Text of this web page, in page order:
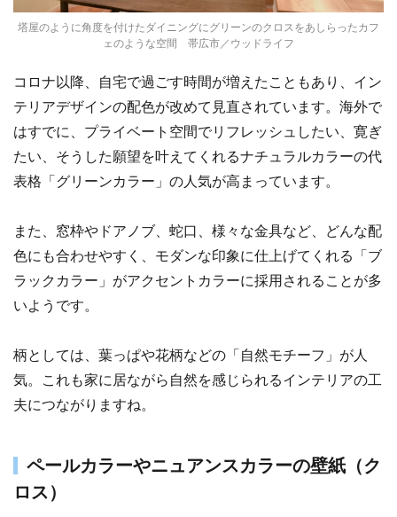
塔屋のように角度を付けたダイニングにグリーンのクロスをあしらったカフ
ェのような空間 帯広市／ウッドライフ
コロナ以降、自宅で過ごす時間が増えたこともあり、イン
テリアデザインの配色が改めて見直されています。海外で
はすでに、プライベート空間でリフレッシュしたい、寛ぎ
たい、そうした願望を叶えてくれるナチュラルカラーの代
表格「グリーンカラー」の人気が高まっています。
また、窓枠やドアノブ、蛇口、様々な金具など、どんな配
色にも合わせやすく、モダンな印象に仕上げてくれる「ブ
ラックカラー」がアクセントカラーに採用されることが多
いようです。
柄としては、葉っぱや花柄などの「自然モチーフ」が人
気。これも家に居ながら自然を感じられるインテリアの工
夫につながりますね。
ペールカラーやニュアンスカラーの壁紙（ク
ロス）